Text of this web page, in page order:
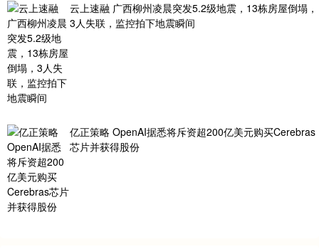
云上速融 广西柳州凌晨突发5.2级地震，13栋房屋倒塌，
3人失联，监控拍下地震瞬间
亿正策略 OpenAI据悉将斥资超200亿美元购买Cerebras
芯片并获得股份